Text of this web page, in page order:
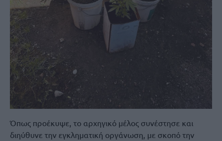
Όπως προέκυψε, το αρχηγικό μέλος συνέστησε και
διηύθυνε την εγκληματική οργάνωση, με σκοπό την